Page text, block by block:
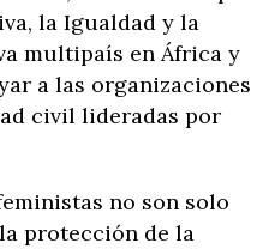
la Igualdad y la
multipaís en África y
a las organizaciones
civil lideradas por
no son solo
protección de la